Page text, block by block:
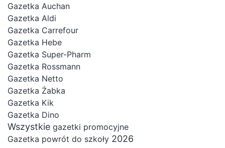
Gazetka Auchan
Gazetka Aldi
Gazetka Carrefour
Gazetka Hebe
Gazetka Super-Pharm
Gazetka Rossmann
Gazetka Netto
Gazetka Żabka
Gazetka Kik
Gazetka Dino
Wszystkie gazetki promocyjne
Gazetka powrót do szkoły 2026